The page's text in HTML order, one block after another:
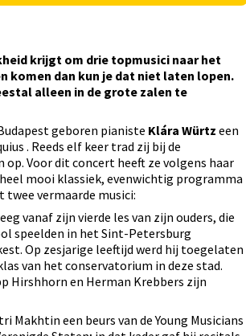
krijgt om drie topmusici naar het
komen dan kun je dat niet laten lopen.
alleen in de grote zalen te
geboren pianiste Klára Würtz een
. Reeds elf keer trad zij bij de
op. Voor dit concert heeft ze volgens haar
mooi klassiek, evenwichtig programma
vermaarde musici:
vanaf zijn vierde les van zijn ouders, die
speelden in het Sint-Petersburg
Op zesjarige leeftijd werd hij toegelaten
van het conservatorium in deze stad.
Hirshhorn en Herman Krebbers zijn
Makhtin een beurs van de Young Musicians